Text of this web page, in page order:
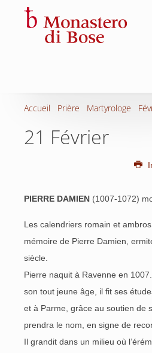
Accueil Prière Martyrologe
21 Février
PIERRE DAMIEN (1007-1072)
Les calendriers romain et
mémoire de Pierre Damien,
siècle.
Pierre naquit à Ravenne en
son tout jeune âge, il fit ses
et à Parme, grâce au soutien de
prendra le nom, en signe de
Il grandit dans un milieu où